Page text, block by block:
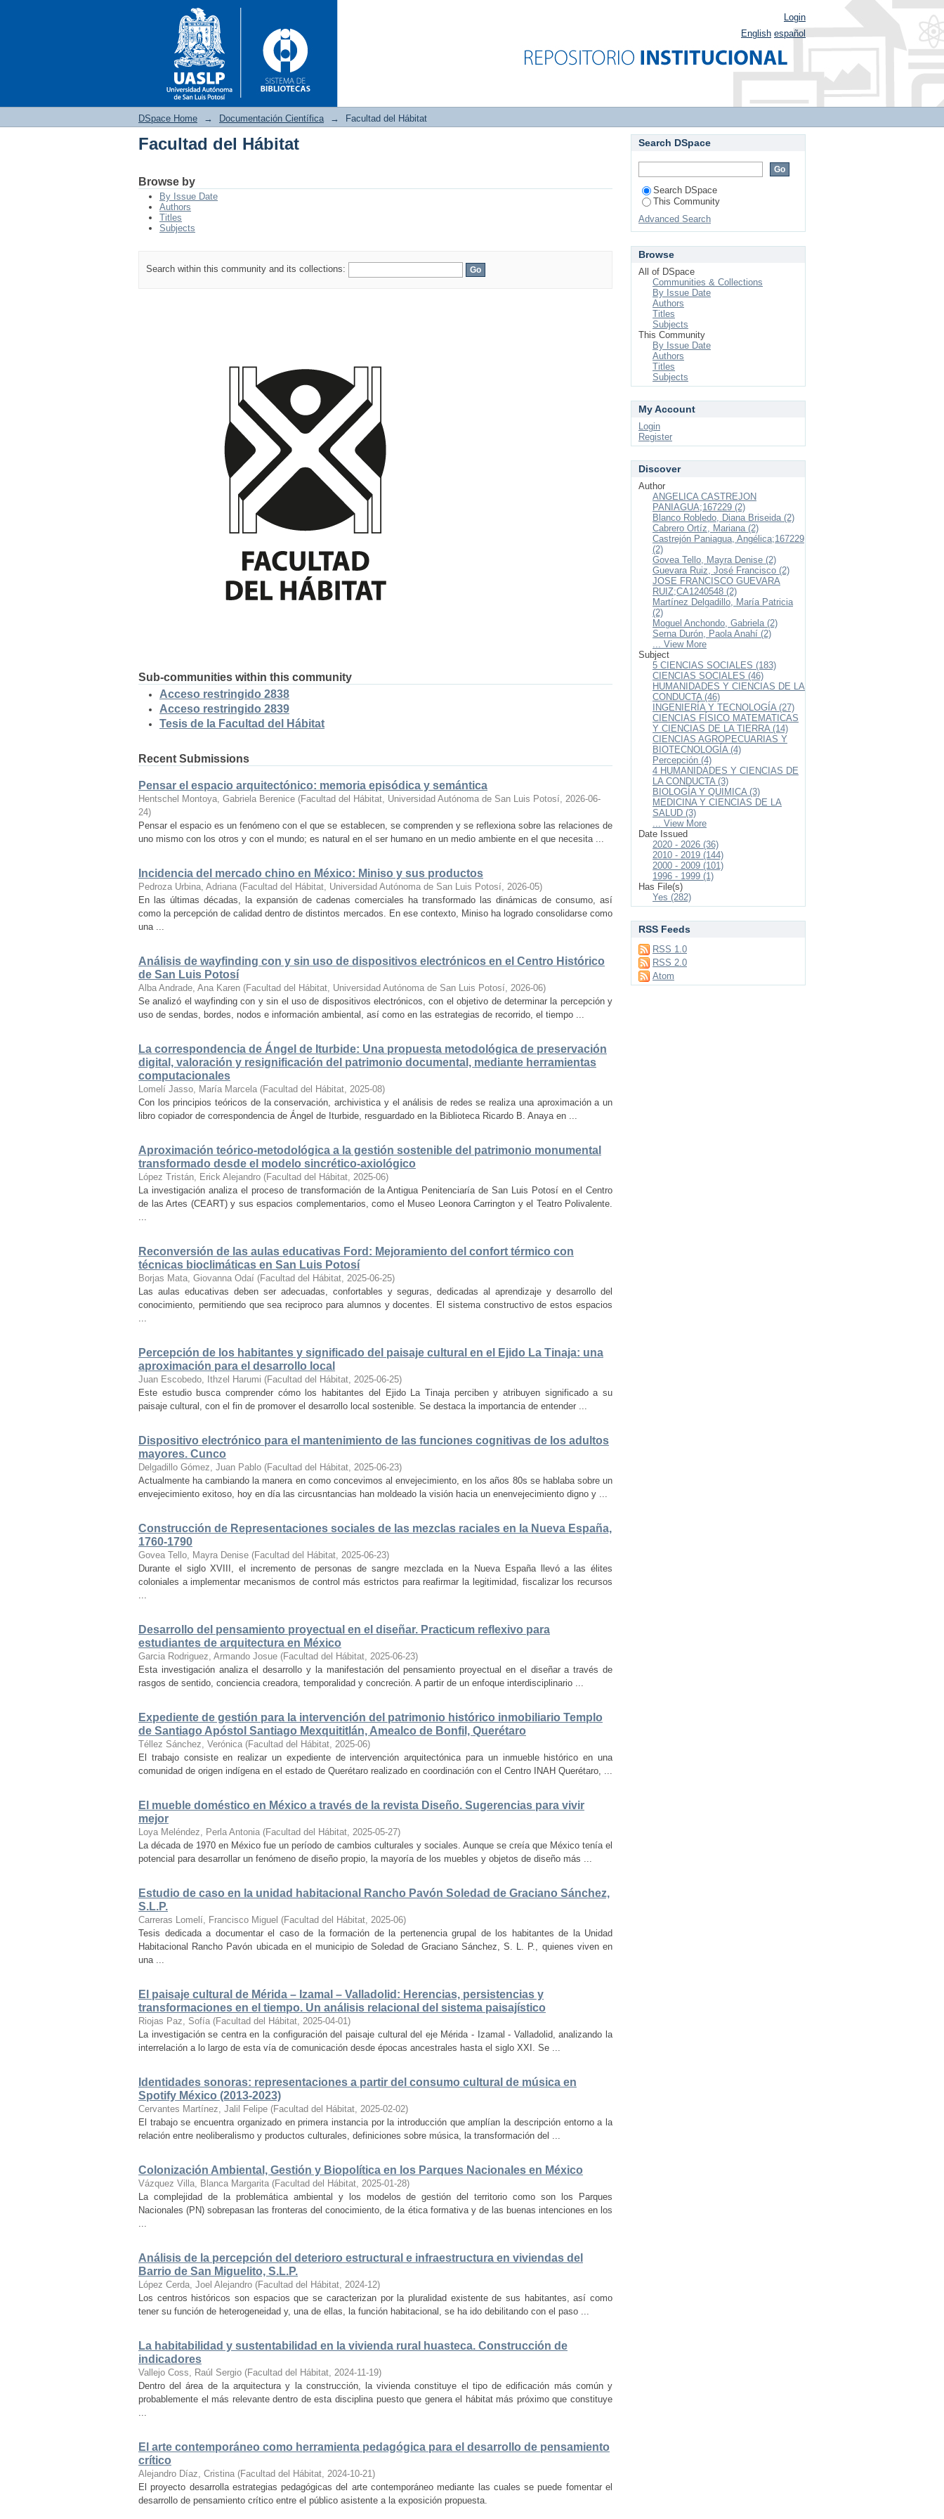
Login
English español
DSpace Home → Documentación Científica → Facultad del Hábitat
Facultad del Hábitat
Browse by
By Issue Date
Authors
Titles
Subjects
Search within this community and its collections:
Sub-communities within this community
Acceso restringido 2838
Acceso restringido 2839
Tesis de la Facultad del Hábitat
Recent Submissions
Pensar el espacio arquitectónico: memoria episódica y semántica
Hentschel Montoya, Gabriela Berenice (Facultad del Hábitat, Universidad Autónoma de San Luis Potosí, 2026-06-
24)
Pensar el espacio es un fenómeno con el que se establecen, se comprenden y se reflexiona sobre las relaciones de
uno mismo con los otros y con el mundo; es natural en el ser humano en un medio ambiente en el que necesita ...
Incidencia del mercado chino en México: Miniso y sus productos
Pedroza Urbina, Adriana (Facultad del Hábitat, Universidad Autónoma de San Luis Potosí, 2026-05)
En las últimas décadas, la expansión de cadenas comerciales ha transformado las dinámicas de consumo, así
como la percepción de calidad dentro de distintos mercados. En ese contexto, Miniso ha logrado consolidarse como
una ...
Análisis de wayfinding con y sin uso de dispositivos electrónicos en el Centro Histórico
de San Luis Potosí
Alba Andrade, Ana Karen (Facultad del Hábitat, Universidad Autónoma de San Luis Potosí, 2026-06)
Se analizó el wayfinding con y sin el uso de dispositivos electrónicos, con el objetivo de determinar la percepción y
uso de sendas, bordes, nodos e información ambiental, así como en las estrategias de recorrido, el tiempo ...
La correspondencia de Ángel de Iturbide: Una propuesta metodológica de preservación
digital, valoración y resignificación del patrimonio documental, mediante herramientas
computacionales
Lomelí Jasso, María Marcela (Facultad del Hábitat, 2025-08)
Con los principios teóricos de la conservación, archivistica y el análisis de redes se realiza una aproximación a un
libro copiador de correspondencia de Ángel de Iturbide, resguardado en la Biblioteca Ricardo B. Anaya en ...
Aproximación teórico-metodológica a la gestión sostenible del patrimonio monumental
transformado desde el modelo sincrético-axiológico
López Tristán, Erick Alejandro (Facultad del Hábitat, 2025-06)
La investigación analiza el proceso de transformación de la Antigua Penitenciaría de San Luis Potosí en el Centro
de las Artes (CEART) y sus espacios complementarios, como el Museo Leonora Carrington y el Teatro Polivalente.
...
Reconversión de las aulas educativas Ford: Mejoramiento del confort térmico con
técnicas bioclimáticas en San Luis Potosí
Borjas Mata, Giovanna Odaí (Facultad del Hábitat, 2025-06-25)
Las aulas educativas deben ser adecuadas, confortables y seguras, dedicadas al aprendizaje y desarrollo del
conocimiento, permitiendo que sea reciproco para alumnos y docentes. El sistema constructivo de estos espacios
...
Percepción de los habitantes y significado del paisaje cultural en el Ejido La Tinaja: una
aproximación para el desarrollo local
Juan Escobedo, Ithzel Harumi (Facultad del Hábitat, 2025-06-25)
Este estudio busca comprender cómo los habitantes del Ejido La Tinaja perciben y atribuyen significado a su
paisaje cultural, con el fin de promover el desarrollo local sostenible. Se destaca la importancia de entender ...
Dispositivo electrónico para el mantenimiento de las funciones cognitivas de los adultos
mayores. Cunco
Delgadillo Gómez, Juan Pablo (Facultad del Hábitat, 2025-06-23)
Actualmente ha cambiando la manera en como concevimos al envejecimiento, en los años 80s se hablaba sobre un
envejecimiento exitoso, hoy en día las circusntancias han moldeado la visión hacia un enenvejecimiento digno y ...
Construcción de Representaciones sociales de las mezclas raciales en la Nueva España,
1760-1790
Govea Tello, Mayra Denise (Facultad del Hábitat, 2025-06-23)
Durante el siglo XVIII, el incremento de personas de sangre mezclada en la Nueva España llevó a las élites
coloniales a implementar mecanismos de control más estrictos para reafirmar la legitimidad, fiscalizar los recursos
...
Desarrollo del pensamiento proyectual en el diseñar. Practicum reflexivo para
estudiantes de arquitectura en México
Garcia Rodriguez, Armando Josue (Facultad del Hábitat, 2025-06-23)
Esta investigación analiza el desarrollo y la manifestación del pensamiento proyectual en el diseñar a través de
rasgos de sentido, conciencia creadora, temporalidad y concreción. A partir de un enfoque interdisciplinario ...
Expediente de gestión para la intervención del patrimonio histórico inmobiliario Templo
de Santiago Apóstol Santiago Mexquititlán, Amealco de Bonfil, Querétaro
Téllez Sánchez, Verónica (Facultad del Hábitat, 2025-06)
El trabajo consiste en realizar un expediente de intervención arquitectónica para un inmueble histórico en una
comunidad de origen indígena en el estado de Querétaro realizado en coordinación con el Centro INAH Querétaro, ...
El mueble doméstico en México a través de la revista Diseño. Sugerencias para vivir
mejor
Loya Meléndez, Perla Antonia (Facultad del Hábitat, 2025-05-27)
La década de 1970 en México fue un período de cambios culturales y sociales. Aunque se creía que México tenía el
potencial para desarrollar un fenómeno de diseño propio, la mayoría de los muebles y objetos de diseño más ...
Estudio de caso en la unidad habitacional Rancho Pavón Soledad de Graciano Sánchez,
S.L.P.
Carreras Lomelí, Francisco Miguel (Facultad del Hábitat, 2025-06)
Tesis dedicada a documentar el caso de la formación de la pertenencia grupal de los habitantes de la Unidad
Habitacional Rancho Pavón ubicada en el municipio de Soledad de Graciano Sánchez, S. L. P., quienes viven en
una ...
El paisaje cultural de Mérida – Izamal – Valladolid: Herencias, persistencias y
transformaciones en el tiempo. Un análisis relacional del sistema paisajístico
Riojas Paz, Sofía (Facultad del Hábitat, 2025-04-01)
La investigación se centra en la configuración del paisaje cultural del eje Mérida - Izamal - Valladolid, analizando la
interrelación a lo largo de esta vía de comunicación desde épocas ancestrales hasta el siglo XXI. Se ...
Identidades sonoras: representaciones a partir del consumo cultural de música en
Spotify México (2013-2023)
Cervantes Martínez, Jalil Felipe (Facultad del Hábitat, 2025-02-02)
El trabajo se encuentra organizado en primera instancia por la introducción que amplían la descripción entorno a la
relación entre neoliberalismo y productos culturales, definiciones sobre música, la transformación del ...
Colonización Ambiental, Gestión y Biopolítica en los Parques Nacionales en México
Vázquez Villa, Blanca Margarita (Facultad del Hábitat, 2025-01-28)
La complejidad de la problemática ambiental y los modelos de gestión del territorio como son los Parques
Nacionales (PN) sobrepasan las fronteras del conocimiento, de la ética formativa y de las buenas intenciones en los
...
Análisis de la percepción del deterioro estructural e infraestructura en viviendas del
Barrio de San Miguelito, S.L.P.
López Cerda, Joel Alejandro (Facultad del Hábitat, 2024-12)
Los centros históricos son espacios que se caracterizan por la pluralidad existente de sus habitantes, así como
tener su función de heterogeneidad y, una de ellas, la función habitacional, se ha ido debilitando con el paso ...
La habitabilidad y sustentabilidad en la vivienda rural huasteca. Construcción de
indicadores
Vallejo Coss, Raúl Sergio (Facultad del Hábitat, 2024-11-19)
Dentro del área de la arquitectura y la construcción, la vivienda constituye el tipo de edificación más común y
probablemente el más relevante dentro de esta disciplina puesto que genera el hábitat más próximo que constituye
...
El arte contemporáneo como herramienta pedagógica para el desarrollo de pensamiento
crítico
Alejandro Díaz, Cristina (Facultad del Hábitat, 2024-10-21)
El proyecto desarrolla estrategias pedagógicas del arte contemporáneo mediante las cuales se puede fomentar el
desarrollo de pensamiento crítico entre el público asistente a la exposición propuesta.
Search DSpace
Search DSpace
This Community
Advanced Search
Browse
All of DSpace
Communities & Collections
By Issue Date
Authors
Titles
Subjects
This Community
By Issue Date
Authors
Titles
Subjects
My Account
Login
Register
Discover
Author
ANGELICA CASTREJON
PANIAGUA;167229 (2)
Blanco Robledo, Diana Briseida (2)
Cabrero Ortíz, Mariana (2)
Castrejón Paniagua, Angélica;167229
(2)
Govea Tello, Mayra Denise (2)
Guevara Ruiz, José Francisco (2)
JOSE FRANCISCO GUEVARA
RUIZ;CA1240548 (2)
Martínez Delgadillo, María Patricia
(2)
Moguel Anchondo, Gabriela (2)
Serna Durón, Paola Anahí (2)
... View More
Subject
5 CIENCIAS SOCIALES (183)
CIENCIAS SOCIALES (46)
HUMANIDADES Y CIENCIAS DE LA
CONDUCTA (46)
INGENIERÍA Y TECNOLOGÍA (27)
CIENCIAS FÍSICO MATEMATICAS
Y CIENCIAS DE LA TIERRA (14)
CIENCIAS AGROPECUARIAS Y
BIOTECNOLOGÍA (4)
Percepción (4)
4 HUMANIDADES Y CIENCIAS DE
LA CONDUCTA (3)
BIOLOGÍA Y QUIMICA (3)
MEDICINA Y CIENCIAS DE LA
SALUD (3)
... View More
Date Issued
2020 - 2026 (36)
2010 - 2019 (144)
2000 - 2009 (101)
1996 - 1999 (1)
Has File(s)
Yes (282)
RSS Feeds
RSS 1.0
RSS 2.0
Atom